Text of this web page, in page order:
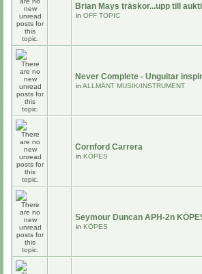
Brian Mays träskor...upp till
in OFF TOPIC
Never Complete - Unguitar
in ALLMÄNT MUSIK/INSTRUMENT
Cornford Carrera
in KÖPES
Seymour Duncan APH-2n
in KÖPES